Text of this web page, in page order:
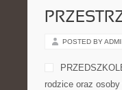
POSTED BY
rodzice oraz